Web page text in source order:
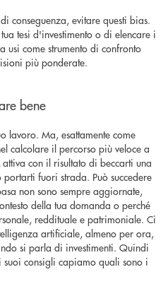
conseguenza, evitare questi bias.
tesi d'investimento o di elencare i
usi come strumento di confronto
più ponderate.
bene
lavoro. Ma, esattamente come
calcolare il percorso più veloce a
con il risultato di beccarti una
fuori strada. Può succedere
non sono sempre aggiornate,
della tua domanda o perché
reddituale e patrimoniale. Ci
artificiale, almeno per ora,
si parla di investimenti. Quindi
consigli capiamo quali sono i